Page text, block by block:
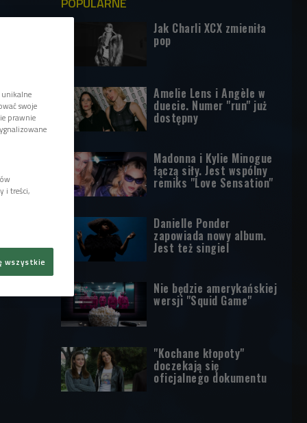
Jak Charli XCX zmieniła
pop
Amelie Lens i Angèle w
duecie. Numer "run" już
dostępny
Madonna i Kylie Minogue
łączą siły. Jest wspólny
remiks "Love Sensation"
Danielle Ponder
zapowiada nowy album.
Jest też singiel
Nie będzie amerykańskiej
wersji "Squid Game"
"Kochane kłopoty"
doczekają się
oficjalnego dokumentu
swoje
prawnie
i treści,
wszystkie